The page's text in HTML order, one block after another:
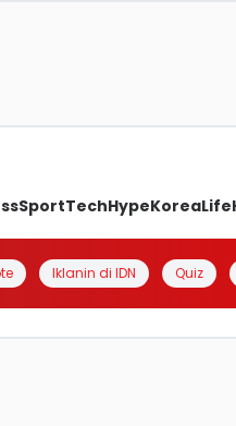
SportTechHypeKoreaLife
Iklanin di IDN Quiz